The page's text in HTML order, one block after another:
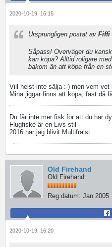
2020-10-19, 16:15
Ursprungligen postat av Fiffi
Såpass! Överväger du
kan köpa? Alltid roligare
bakom än att köpa från en
Vill helst inte sälja :-) men vem vet
Mina jiggar finns att köpa, fast då
Du får inte mer fisk för att du har
Flugfiske är en Livs-stil
2016 har jag blivit Multifrälst
Old Firehand
Old Firehand
Reg.datum: Jan 2005
2020-10-19, 16:20